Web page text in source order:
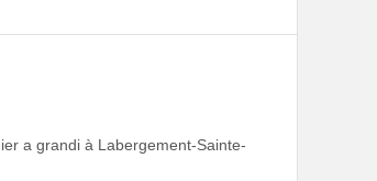
a grandi à Labergement-Sainte-